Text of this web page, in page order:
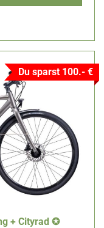
Du sparst 100.- €
+ Cityrad ✪